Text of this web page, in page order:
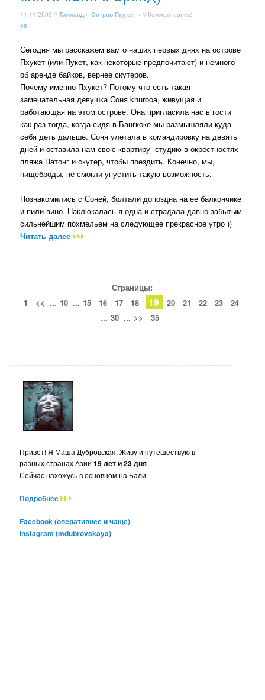
11.11.2009 //Таиланд »Остров Пхукет » // Комментариев:
48
Сегодня мы расскажем вам о наших первых днях на острове
Пхукет (или Пукет, как некоторые предпочитают) и немного
об аренде байков, вернее скутеров.
Почему именно Пхукет? Потому что есть такая
замечательная девушка Соня khurooa, живущая и
работающая на этом острове. Она пригласила нас в гости
как раз тогда, когда сидя в Бангкоке мы размышляли куда
себя деть дальше. Соня улетала в командировку на девять
дней и оставила нам свою квартиру- студию в окрестностях
пляжа Патонг и скутер, чтобы поездить. Конечно, мы,
нищеброды, не смогли упустить такую возможность.
Познакомились с Соней, болтали допоздна на ее балкончике
и пили вино. Наклюкалась я одна и страдала давно забытым
сильнейшим похмельем на следующее прекрасное утро ))
Читать далее
Страницы:
1
<< ... 10 ... 15 16 17 18 19 20 21 22 23
24
... 30 ... >> 35
Привет! Я Маша Дубровская. Живу и путешествую в
разных странах Азии19 лет и 23 дня.
Сейчас нахожусь в основном на Бали.
Подробнее
Facebook (оперативнее и чаще)
Instagram (mdubrovskaya)